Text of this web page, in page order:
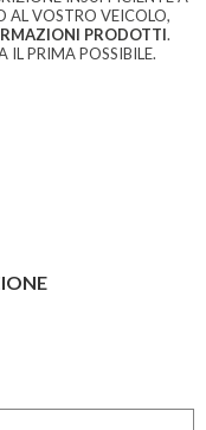
AL VOSTRO VEICOLO,
PRODOTTI.
IL PRIMA POSSIBILE.